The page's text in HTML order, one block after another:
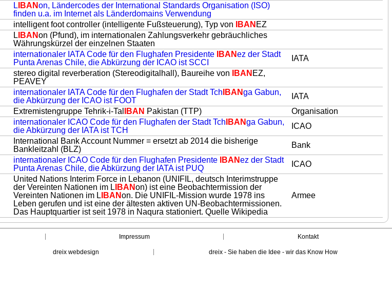
L IBANon, Ländercodes der International Standards Organisation (ISO)
finden u.a. im Internet als Länderdomains Verwendung
intelligent foot controller (intelligente Fußsteuerung), Typ von IBAN EZ
L IBANon (Pfund), im internationalen Zahlungsverkehr gebräuchliches
Währungskürzel der einzelnen Staaten
internationaler IATA Code für den Flughafen Presidente IBANez der Stadt
Punta Arenas Chile, die Abkürzung der ICAO ist SCCI
IATA
stereo digital reverberation (Stereodigitalhall), Baureihe von IBAN EZ,
PEAVEY
internationaler IATA Code für den Flughafen der Stadt Tch IBANga Gabun,
die Abkürzung der ICAO ist FOOT
IATA
Extremistengruppe Tehrik-i-Tal IBAN Pakistan (TTP)
Organisation
internationaler ICAO Code für den Flughafen der Stadt Tch IBANga Gabun,
die Abkürzung der IATA ist TCH
ICAO
International Bank Account Nummer = ersetzt ab 2014 die bisherige
Bankleitzahl (BLZ)
Bank
internationaler ICAO Code für den Flughafen Presidente IBANez der Stadt
Punta Arenas Chile, die Abkürzung der IATA ist PUQ
ICAO
United Nations Interim Force in Lebanon (UNIFIL, deutsch Interimstruppe
der Vereinten Nationen im L IBANon) ist eine Beobachtermission der
Vereinten Nationen im L IBANon. Die UNIFIL-Mission wurde 1978 ins
Leben gerufen und ist eine der ältesten aktiven UN-Beobachtermissionen.
Das Hauptquartier ist seit 1978 in Naqura stationiert. Quelle Wikipedia
Armee
Impressum Kontakt
dreix webdesign dreix - Sie haben die Idee - wir das Know How